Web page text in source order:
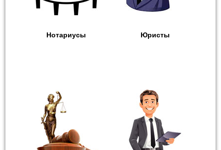
Нотариусы Юристы